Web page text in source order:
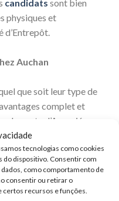
tecnologias como cookies
do dispositivo. Consentir com
como comportamento de
consentir ou retirar o
recursos e funções.
candidats sont bien
physiques et
d’Entrepôt.
Auchan
que soit leur type de
complet et
le poste d’Associé
avec un potentiel de
8,00 $ de l’heure en
du salaire de base, nous
comprenant une
des congés payés